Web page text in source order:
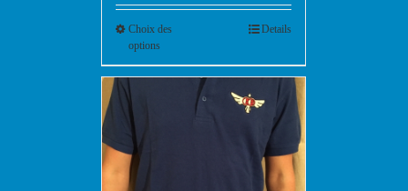
Choix des
options
Details